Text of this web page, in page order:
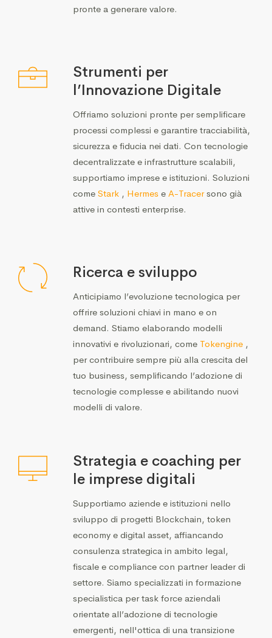
pronte a generare valore.
Strumenti per
l’Innovazione Digitale
Offriamo soluzioni pronte per semplificare
processi complessi e garantire tracciabilità,
sicurezza e fiducia nei dati. Con tecnologie
decentralizzate e infrastrutture scalabili,
supportiamo imprese e istituzioni. Soluzioni
come Stark , Hermes e A-Tracersono già
attive in contesti enterprise.
Ricerca e sviluppo
Anticipiamo l’evoluzione tecnologica per
offrire soluzioni chiavi in mano e on
demand. Stiamo elaborando modelli
innovativi e rivoluzionari, come Tokengine ,
per contribuire sempre più alla crescita del
tuo business, semplificando l’adozione di
tecnologie complesse e abilitando nuovi
modelli di valore.
Strategia e coaching per
le imprese digitali
Supportiamo aziende e istituzioni nello
sviluppo di progetti Blockchain, token
economy e digital asset, affiancando
consulenza strategica in ambito legal,
fiscale e compliance con partner leader di
settore. Siamo specializzati in formazione
specialistica per task force aziendali
orientate all’adozione di tecnologie
emergenti, nell'ottica di una transizione